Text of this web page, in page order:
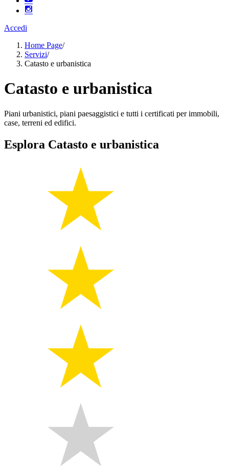
Accedi
Home Page/
Servizi/
Catasto e urbanistica
Catasto e urbanistica
Piani urbanistici, piani paesaggistici e tutti i certificati per immobili,
case, terreni ed edifici.
Esplora Catasto e urbanistica